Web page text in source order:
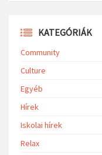
KATEGÓRIÁK
Community
Culture
Egyéb
Hírek
Iskolai hírek
Relax